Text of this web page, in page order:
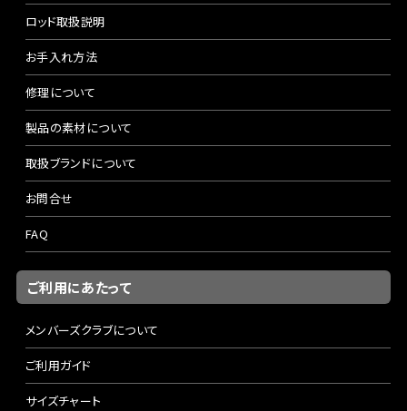
ロッド取扱説明
お手入れ方法
修理について
製品の素材について
取扱ブランドについて
お問合せ
FAQ
ご利用にあたって
メンバーズクラブについて
ご利用ガイド
サイズチャート